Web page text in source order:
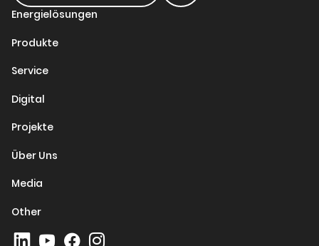
Energielösungen
Produkte
Service
Digital
Projekte
Über Uns
Media
Other